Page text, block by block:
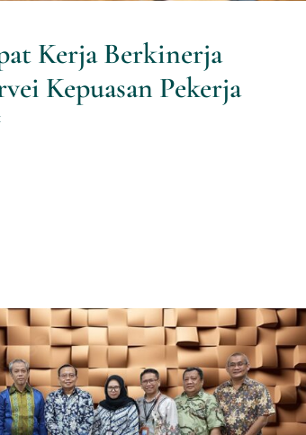
Kerja Berkinerja
Kepuasan Pekerja
Multi Utama Risetindo